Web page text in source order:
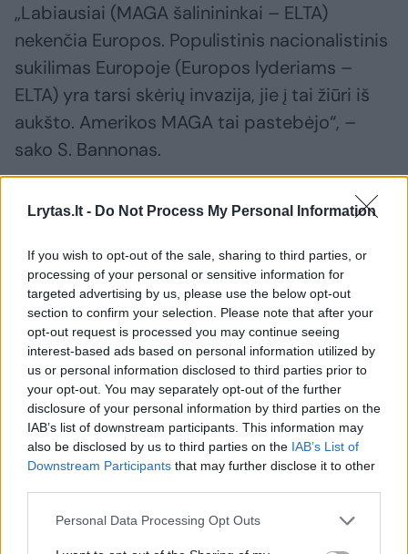
Lrytas.lt - Do Not Process My Personal Information
If you wish to opt-out of the sale, sharing to third parties, or
processing of your personal or sensitive information for
targeted advertising by us, please use the below opt-out
section to confirm your selection. Please note that after your
opt-out request is processed you may continue seeing
interest-based ads based on personal information utilized by
us or personal information disclosed to third parties prior to
your opt-out. You may separately opt-out of the further
disclosure of your personal information by third parties on the
IAB’s list of downstream participants. This information may
also be disclosed by us to third parties on the IAB’s List of
Downstream Participants that may further disclose it to other
Personal Data Processing Opt Outs
„Labiausiai (MAGA šalinininkai – ELTA)
nekenčia Europos. Populistinis nacionalistinis
sukilimas Europoje (Europos lyderiams –
ELTA) yra tarsi skėrių invazija, jie į tai žiūri iš
aukšto. Amerikos MAGA tai pastebėjo“, –
sako S. Bannonas.
JAV viceprezidentas J. D. Vance‘as buvo
administracijos nusivylimą Europa.
Pirmosiomis D. Trumpo antrosios kadencijos
savaitėmis jis rėžė aštrią kalbą Miuncheno
saugumo konferencijoje, kuri vėliau
atsispindėjo ir Nacionalinėje saugumo
strategijoje.
Ši kalba pribloškė Europos politikus. JAV
viceprezidentas juos kaltino cenzūra ir
aiškino, kad Europa neva susiduria su